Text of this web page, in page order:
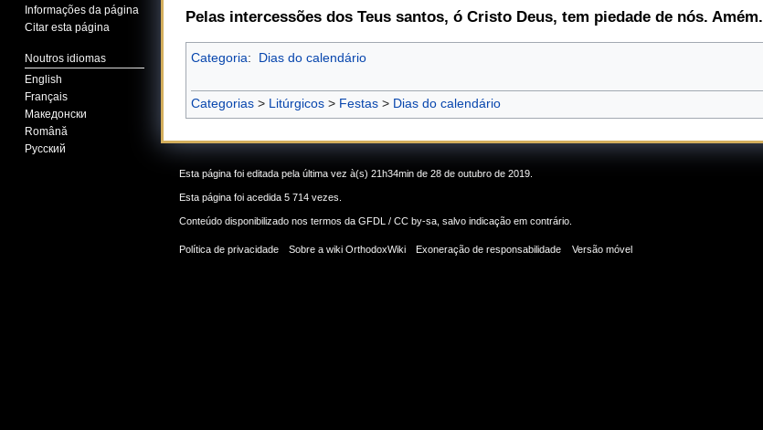
Pelas intercessões dos Teus santos, ó Cristo Deus, tem piedade de nós. Amém.
Categoria: Dias do calendário
Categorias > Litúrgicos > Festas > Dias do calendário
Informações da página
Citar esta página
Noutros idiomas
English
Français
Македонски
Română
Русский
Esta página foi editada pela última vez à(s) 21h34min de 28 de outubro de 2019.
Esta página foi acedida 5 714 vezes.
Conteúdo disponibilizado nos termos da GFDL / CC by-sa, salvo indicação em contrário.
Política de privacidade Sobre a wiki OrthodoxWiki Exoneração de responsabilidade Versão móvel